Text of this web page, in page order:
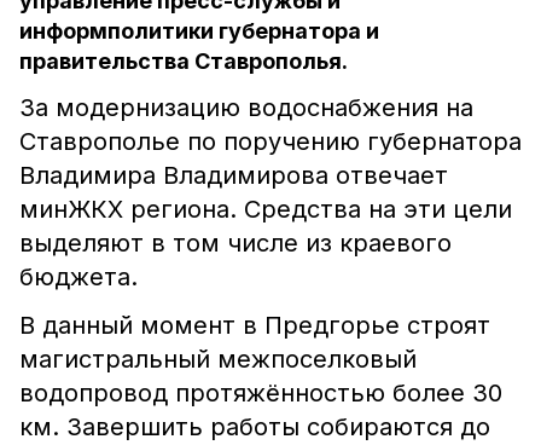
информполитики губернатора и
правительства Ставрополья.
За модернизацию водоснабжения на
Ставрополье по поручению губернатора
Владимира Владимирова отвечает
минЖКХ региона. Средства на эти цели
выделяют в том числе из краевого
бюджета.
В данный момент в Предгорье строят
магистральный межпоселковый
водопровод протяжённостью более 30
км. Завершить работы собираются до